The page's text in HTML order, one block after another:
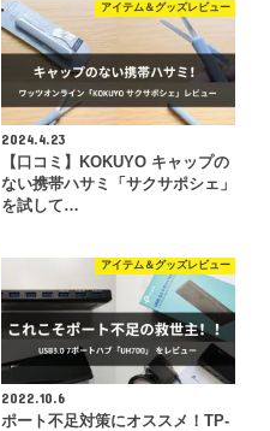
アイテム＆グッズレビュー
2024.4.23
【口コミ】KOKUYO キャップの
ない携帯ハサミ「サクサポシェ」
を試して…
アイテム＆グッズレビュー
2022.10.6
ポート不足対策にオススメ！TP-